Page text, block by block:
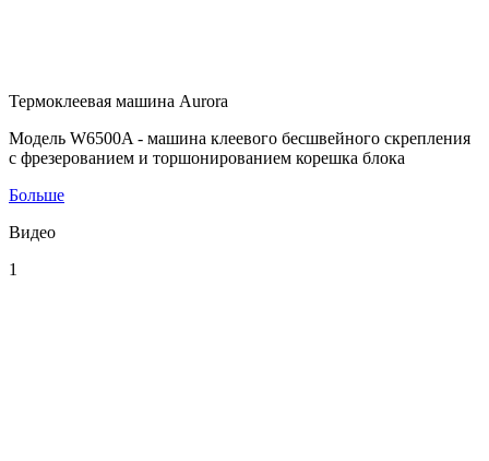
Термоклеевая машина Aurora
Модель W6500A - машина клеевого бесшвейного скрепления
с фрезерованием и торшонированием корешка блока
Больше
Видео
1